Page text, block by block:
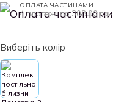
ОПЛАТА ЧАСТИНАМИ
4 платежі по 308.00 грн
Виберіть колір